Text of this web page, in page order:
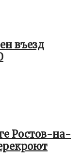
въезд
Ростов-на-